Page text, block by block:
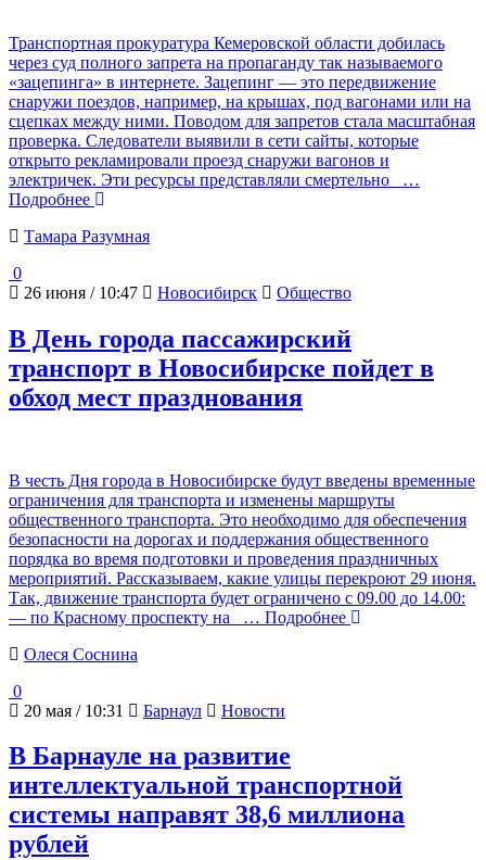
Транспортная прокуратура Кемеровской области добилась
через суд полного запрета на пропаганду так называемого
«зацепинга» в интернете. Зацепинг — это передвижение
снаружи поездов, например, на крышах, под вагонами или на
сцепках между ними. Поводом для запретов стала масштабная
проверка. Следователи выявили в сети сайты, которые
открыто рекламировали проезд снаружи вагонов и
электричек. Эти ресурсы представляли смертельно
…
Подробнее
Тамара Разумная
0
26 июня / 10:47
Новосибирск Общество
В День города пассажирский
транспорт в Новосибирске пойдет в
обход мест празднования
В честь Дня города в Новосибирске будут введены временные
ограничения для транспорта и изменены маршруты
общественного транспорта. Это необходимо для обеспечения
безопасности на дорогах и поддержания общественного
порядка во время подготовки и проведения праздничных
мероприятий. Рассказываем, какие улицы перекроют 29 июня.
Так, движение транспорта будет ограничено с 09.00 до 14.00:
— по Красному проспекту на
… Подробнее
Олеся Соснина
0
20 мая / 10:31
Барнаул Новости
В Барнауле на развитие
интеллектуальной транспортной
системы направят 38,6 миллиона
рублей